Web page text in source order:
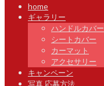
home
ギャラリー
ハンドルカバー
シートカバー
カーマット
アクセサリー
キャンペーン
写真 応募方法